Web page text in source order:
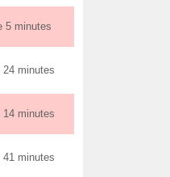
5 minutes
24 minutes
14 minutes
41 minutes